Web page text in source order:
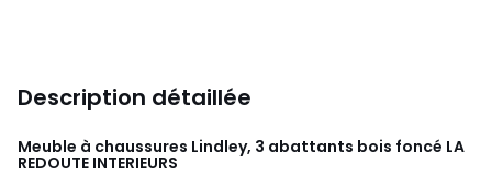
Description détaillée
Meuble à chaussures Lindley, 3 abattants bois foncé LA
REDOUTE INTERIEURS